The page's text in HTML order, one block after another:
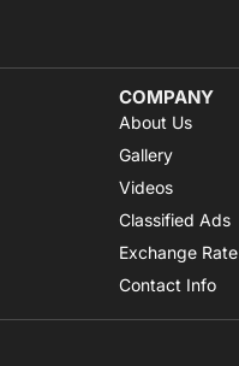
COMPANY
About Us
Gallery
Videos
Classified Ads
Exchange Rate
Contact Info